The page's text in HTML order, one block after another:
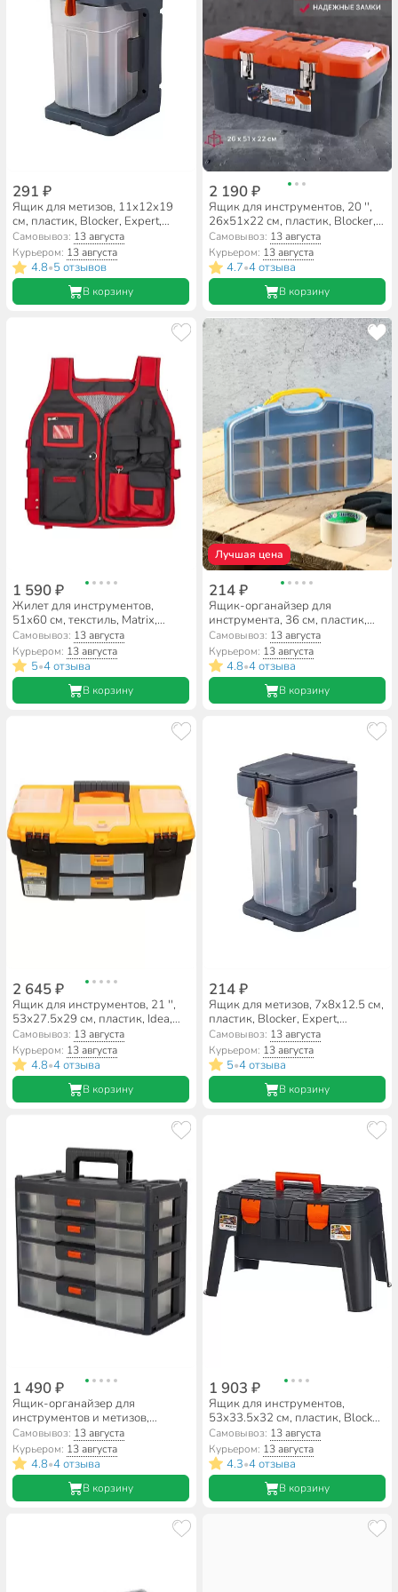
291 ₽
Ящик для метизов, 11х12х19
см, пластик, Blocker, Expert,
пластиковый замок, подвесной,
серо-свинцовый, оранжевый,
BR394710026
Самовывоз: 13 августа
Курьером: 13 августа
4.8•5 отзывов
В корзину
2 190 ₽
Ящик для инструментов, 20 '',
26х51х22 см, пластик, Blocker,
Expert, черный, оранжевый,
BR3931ЧРОР
Самовывоз: 13 августа
Курьером: 13 августа
4.7•4 отзыва
В корзину
1 590 ₽
Жилет для инструментов,
51х60 см, текстиль, Matrix,
90246
Самовывоз: 13 августа
Курьером: 13 августа
5•4 отзыва
В корзину
Лучшая цена
214 ₽
Ящик-органайзер для
инструмента, 36 см, пластик,
Bartex, 66946, 2780355031
Самовывоз: 13 августа
Курьером: 13 августа
4.8•4 отзыва
В корзину
2 645 ₽
Ящик для инструментов, 21 '',
53х27.5х29 см, пластик, Idea,
Уран, пластиковый замок, с 2
консолями и коробками, М 2927
Самовывоз: 13 августа
Курьером: 13 августа
4.8•4 отзыва
В корзину
214 ₽
Ящик для метизов, 7х8х12.5 см,
пластик, Blocker, Expert,
пластиковый замок, подвесной,
крышка, серо-свинцовый,
оранжевый, BR394610026
Самовывоз: 13 августа
Курьером: 13 августа
5•4 отзыва
В корзину
1 490 ₽
Ящик-органайзер для
инструментов и метизов,
31х15х26.2 см, пластик, Blocker,
Expert, пластиковый замок, 4
секции, BR3789
Самовывоз: 13 августа
Курьером: 13 августа
4.8•4 отзыва
В корзину
1 903 ₽
Ящик для инструментов,
53х33.5х32 см, пластик, Blocker,
Master, пластиковый замок,
BR3783ЧРОР
Самовывоз: 13 августа
Курьером: 13 августа
4.3•4 отзыва
В корзину